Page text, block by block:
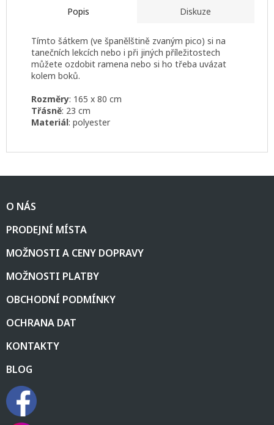
Popis Diskuze
Tímto šátkem (ve španělštině zvaným pico) si na
tanečních lekcích nebo i při jiných příležitostech
můžete ozdobit ramena nebo si ho třeba uvázat
kolem boků.
Rozměry: 165 x 80 cm
Třásně: 23 cm
Materiál: polyester
Z
pO NÁS
PRODEJNÍ MÍSTA
MOŽNOSTI A CENY DOPRAVY
MOŽNOSTI PLATBY
OBCHODNÍ PODMÍNKY
OCHRANA DAT
KONTAKTY
BLOG